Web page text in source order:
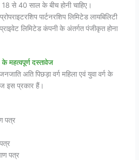
18 से 40 साल के बीच होनी चाहिए।
पार्टनरशिप लिमिटेड लायबिलिटी
लिमिटेड कंपनी के अंतर्गत पंजीकृत होना
के महत्वपूर्ण दस्तावेज
अति पिछड़ा वर्ग महिला एवं युवा वर्ग के
इस प्रकार हैं।
पत्र
पत्र